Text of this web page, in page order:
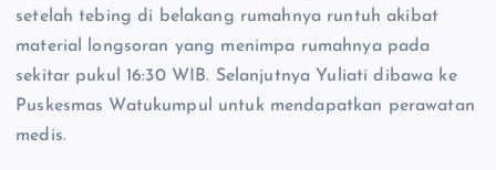
setelah tebing di belakang rumahnya runtuh akibat
material longsoran yang menimpa rumahnya pada
sekitar pukul 16:30 WIB. Selanjutnya Yuliati dibawa ke
Puskesmas Watukumpul untuk mendapatkan perawatan
medis.